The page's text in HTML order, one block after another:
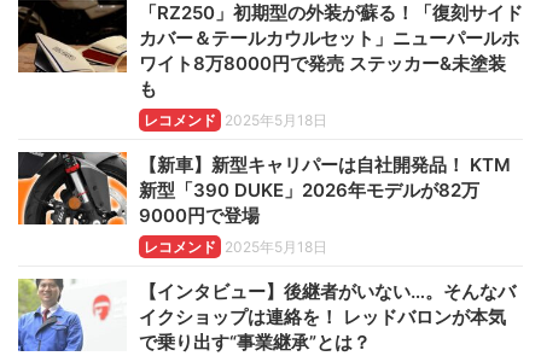
「RZ250」初期型の外装が蘇る！「復刻サイド
カバー＆テールカウルセット」ニューパールホ
ワイト8万8000円で発売 ステッカー&未塗装
も
レコメンド 2025年5月18日
【新車】新型キャリパーは自社開発品！ KTM
新型「390 DUKE」2026年モデルが82万
9000円で登場
レコメンド 2025年5月18日
【インタビュー】後継者がいない…。そんなバ
イクショップは連絡を！ レッドバロンが本気
で乗り出す“事業継承”とは？